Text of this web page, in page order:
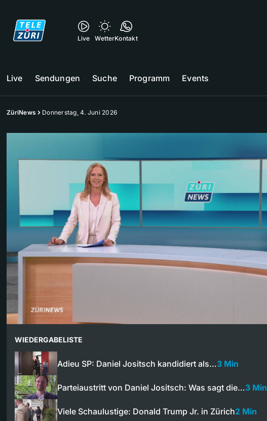
Live WetterKontakt
Live Sendungen Suche Programm Events
ZüriNews Donnerstag, 4. Juni 2026
WIEDERGABELISTE
Adieu SP: Daniel Jositsch kandidiert als…3 Min
Parteiaustritt von Daniel Jositsch: Was sagt die…3 Min
Viele Schaulustige: Donald Trump Jr. in Zürich2 Min